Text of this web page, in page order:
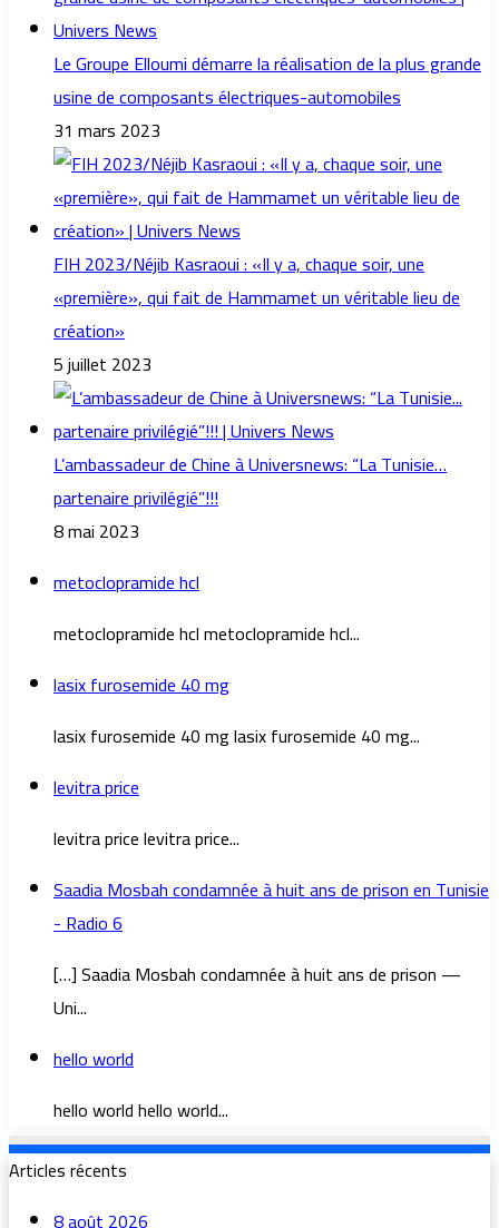
Le Groupe Elloumi démarre la réalisation de la plus grande
usine de composants électriques-automobiles
31 mars 2023
FIH 2023/Néjib Kasraoui : «Il y a, chaque soir, une
«première», qui fait de Hammamet un véritable lieu de
création»
5 juillet 2023
L’ambassadeur de Chine à Universnews: “La Tunisie…
partenaire privilégié”!!!
8 mai 2023
metoclopramide hcl
metoclopramide hcl metoclopramide hcl...
lasix furosemide 40 mg
lasix furosemide 40 mg lasix furosemide 40 mg...
levitra price
levitra price levitra price...
Saadia Mosbah condamnée à huit ans de prison en Tunisie
- Radio 6
[…] Saadia Mosbah condamnée à huit ans de prison —
Uni...
hello world
hello world hello world...
Articles récents